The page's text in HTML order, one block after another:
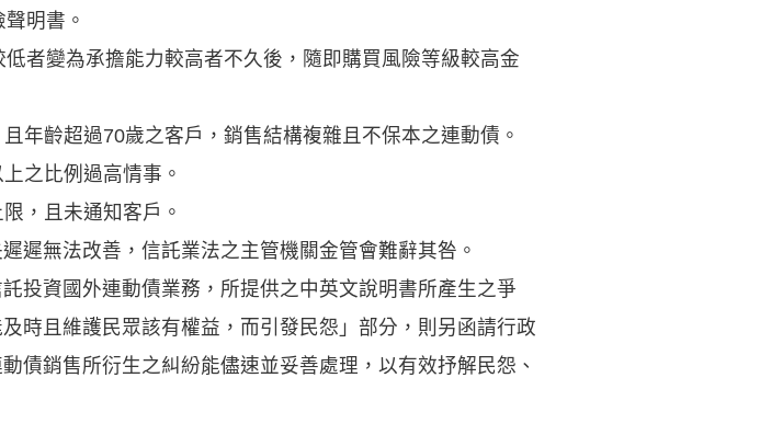
明書。
者變為承擔能力較高者不久後，隨即購買風險等級較高金
年齡超過70歲之客戶，銷售結構複雜且不保本之連動債。
之比例過高情事。
，且未通知客戶。
遲無法改善，信託業法之主管機關金管會難辭其咎。
投資國外連動債業務，所提供之中英文說明書所產生之爭
時且維護民眾該有權益，而引發民怨」部分，則另函請行政
債銷售所衍生之糾紛能儘速並妥善處理，以有效抒解民怨、